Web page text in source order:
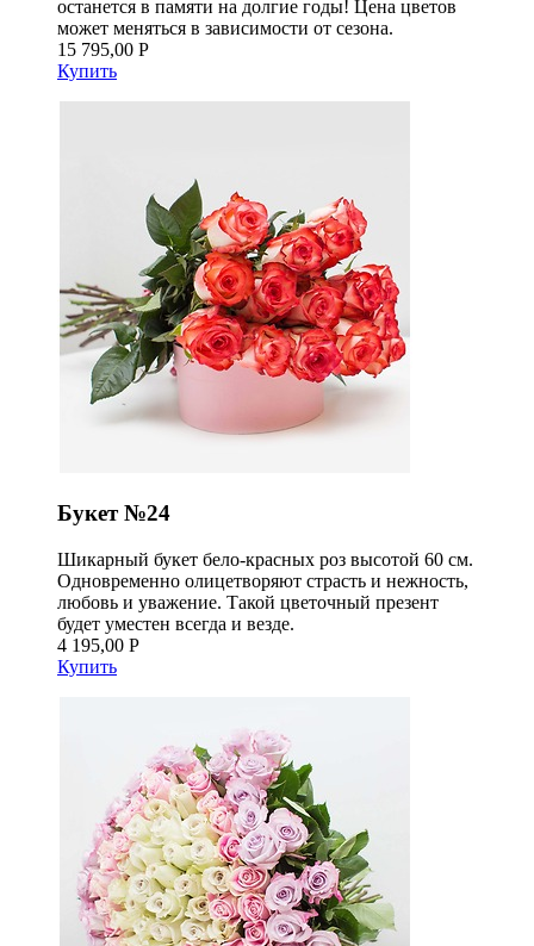
останется в памяти на долгие годы! Цена цветов
может меняться в зависимости от сезона.
15 795,00 Р
Купить
Букет №24
Шикарный букет бело-красных роз высотой 60 см.
Одновременно олицетворяют страсть и нежность,
любовь и уважение. Такой цветочный презент
будет уместен всегда и везде.
4 195,00 Р
Купить